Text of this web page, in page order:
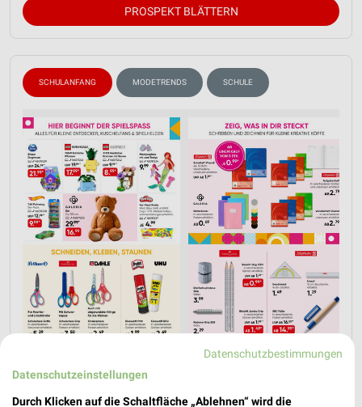
PROSPEKT BLÄTTERN
SCHULANFANG MODETRENDS SCHULE
Jetzt alle "Schulanfang" Themen entdecken!
Datenschutzbestimmungen
Datenschutzeinstellungen
Durch Klicken auf die Schaltfläche „Ablehnen“ wird die